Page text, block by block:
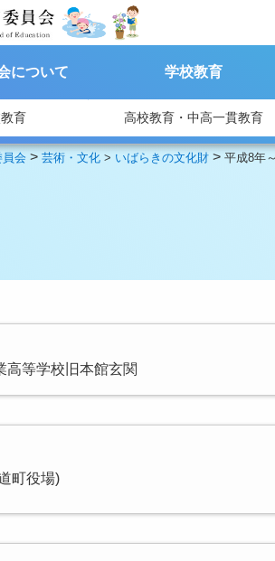
について 学校教育
育 高校教育・中高一貫教育
会 >芸術・文化 > いばらきの文化財 >平成8年
高等学校旧本館玄関
町役場)